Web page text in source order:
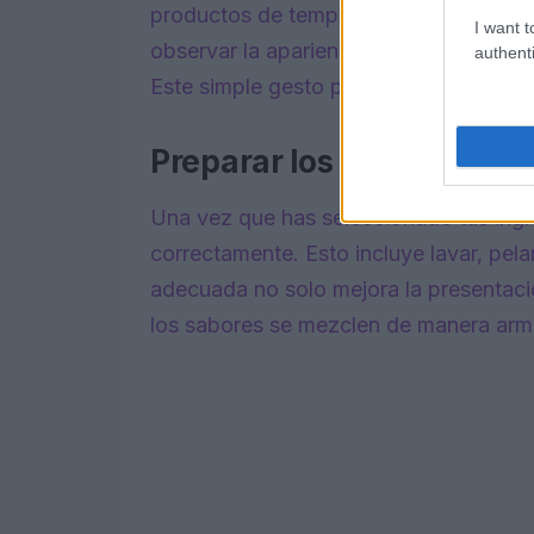
I want
productos de temporada que son más
observar la apariencia de los
Este simple gesto puede marcar la
Preparar los
Una vez que has seleccionado tus
correctamente. Esto incluye lavar,
adecuada no solo mejora la
los sabores se mezclen de manera